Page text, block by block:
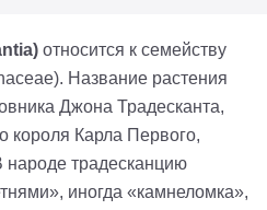
) относится к семейству
Название растения
Джона Традесканта,
короля Карла Первого,
традесканцию
иногда «камнеломка»,